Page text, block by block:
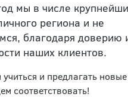
мы в числе
региона и не
благодаря доверию
наших клиентов.
и предлагать
соответствовать!